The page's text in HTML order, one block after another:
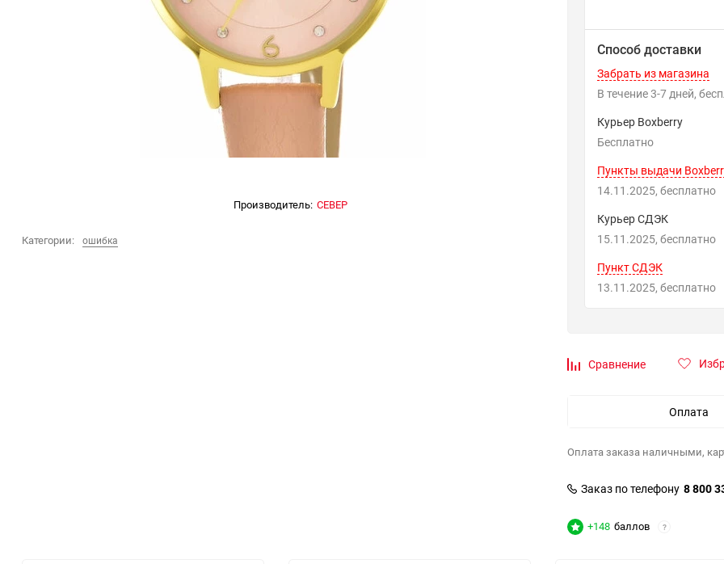
Производитель: СЕВЕР
Категории: ошибка
Способ доставки
Забрать из магазина
В течение3-7дней
Курьер Boxberry
Бесплатно
Пункты выдачи
14.11.2025
Бесплатно
Курьер СДЭК
15.11.2025
Бесплатно
Пункт СДЭК
13.11.2025
Бесплатно
Сравнение
Оплата
Оплата заказа наличными,
Заказ по телефону 8 800
+148 баллов ?